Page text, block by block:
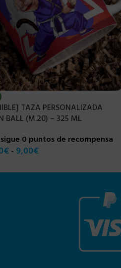
TAZA PERSONALIZADA
BALL (M.20) – 325 ML
0 puntos de recompensa
€- 9,00€